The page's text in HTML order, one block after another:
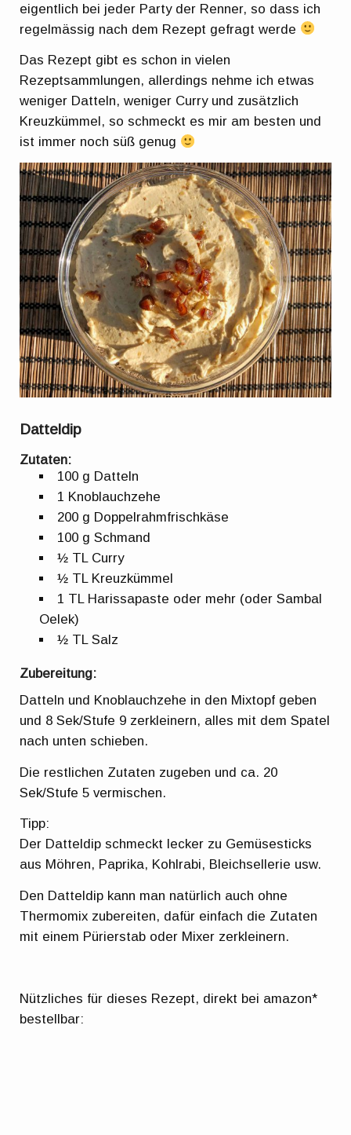
eigentlich bei jeder Party der Renner, so dass ich
regelmässig nach dem Rezept gefragt werde
Das Rezept gibt es schon in vielen
Rezeptsammlungen, allerdings nehme ich etwas
weniger Datteln, weniger Curry und zusätzlich
Kreuzkümmel, so schmeckt es mir am besten und
ist immer noch süß genug
Datteldip
Zutaten:
100 g Datteln
1 Knoblauchzehe
200 g Doppelrahmfrischkäse
100 g Schmand
½ TL Curry
½ TL Kreuzkümmel
1 TL Harissapaste oder mehr (oder Sambal
Oelek)
½ TL Salz
Zubereitung:
Datteln und Knoblauchzehe in den Mixtopf geben
und 8 Sek/Stufe 9 zerkleinern, alles mit dem Spatel
nach unten schieben.
Die restlichen Zutaten zugeben und ca. 20
Sek/Stufe 5 vermischen.
Tipp:
Der Datteldip schmeckt lecker zu Gemüsesticks
aus Möhren, Paprika, Kohlrabi, Bleichsellerie usw.
Den Datteldip kann man natürlich auch ohne
Thermomix zubereiten, dafür einfach die Zutaten
mit einem Pürierstab oder Mixer zerkleinern.
Nützliches für dieses Rezept, direkt bei amazon*
bestellbar: